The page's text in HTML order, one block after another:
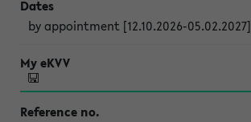
by appointment [12.10.2026-05.02.2027]